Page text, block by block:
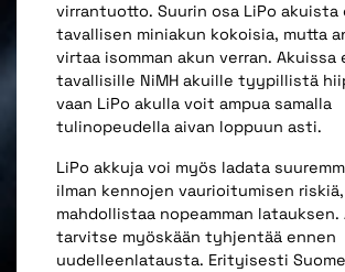
virrantuotto. Suurin osa LiPo akuista
tavallisen miniakun kokoisia, mutta
virtaa isomman akun verran. Akuissa
tavallisille NiMH akuille tyypillistä
vaan LiPo akulla voit ampua samalla
tulinopeudella aivan loppuun asti.
LiPo akkuja voi myös ladata
ilman kennojen vaurioitumisen
mahdollistaa nopeamman latauksen.
tarvitse myöskään tyhjentää ennen
uudelleenlatausta. Erityisesti